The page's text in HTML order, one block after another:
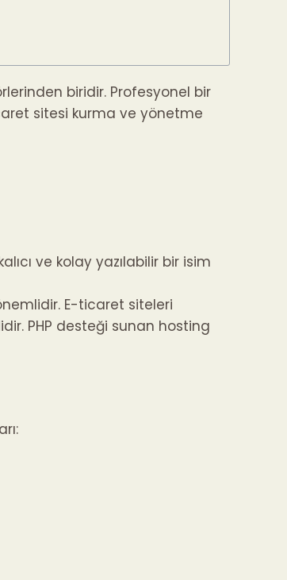
biridir. Profesyonel bir
sitesi kurma ve yönetme
ve kolay yazılabilir bir isim
E-ticaret siteleri
PHP desteği sunan hosting